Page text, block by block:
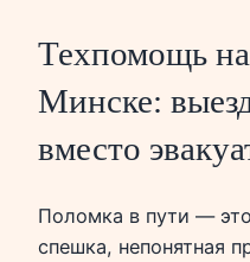
Техпомощь
Минске:
вместо
Поломка в пути —
спешка, непонятная